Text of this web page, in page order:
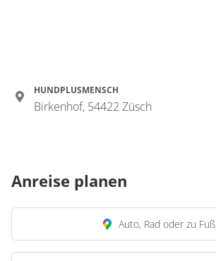
HUNDPLUSMENSCH
Birkenhof, 54422 Züsch
Anreise planen
Auto, Rad oder zu Fuß